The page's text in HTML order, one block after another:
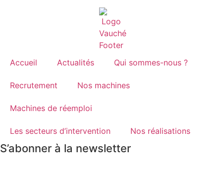
Accueil Actualités Qui sommes-nous ?
Recrutement Nos machines
Machines de réemploi
Les secteurs d’intervention Nos réalisations
S’abonner à la newsletter